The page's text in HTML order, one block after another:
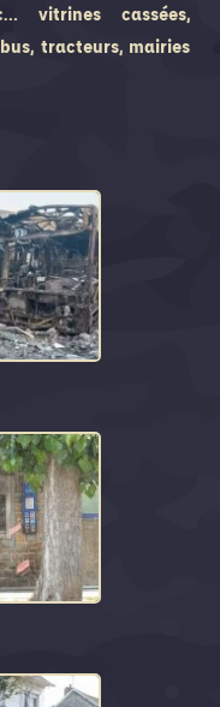
vitrines cassées,
tracteurs, mairies